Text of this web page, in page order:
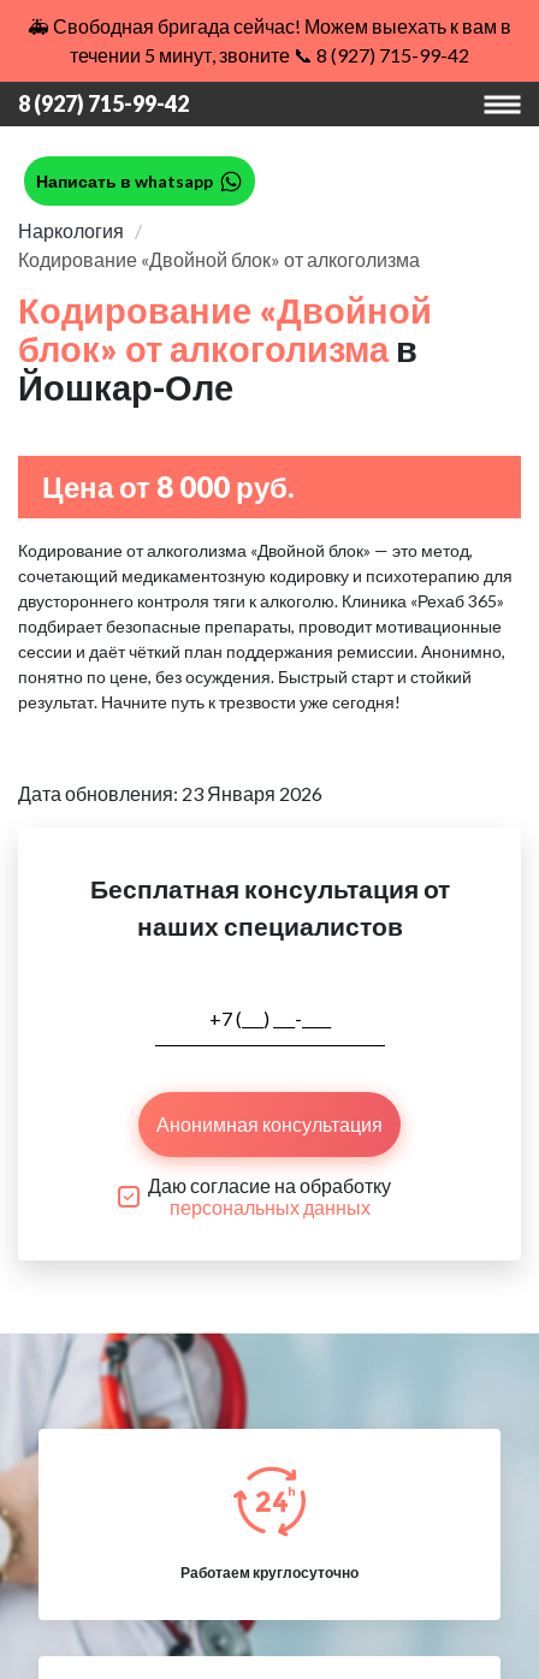
🚑 Свободная бригада сейчас! Можем выехать к вам в
течении 5 минут, звоните 📞 8 (927) 715-99-42
8 (927) 715-99-42
Написать в whatsapp
Наркология
Кодирование «Двойной блок» от алкоголизма
Кодирование «Двойной
блок» от алкоголизма в
Йошкар-Оле
Цена от 8 000 руб.
Кодирование от алкоголизма «Двойной блок» — это метод,
сочетающий медикаментозную кодировку и психотерапию для
двустороннего контроля тяги к алкоголю. Клиника «Рехаб 365»
подбирает безопасные препараты, проводит мотивационные
сессии и даёт чёткий план поддержания ремиссии. Анонимно,
понятно по цене, без осуждения. Быстрый старт и стойкий
результат. Начните путь к трезвости уже сегодня!
Дата обновления: 23 Января 2026
Бесплатная консультация от
наших специалистов
Анонимная консультация
Даю согласие на обработку
персональных данных
Работаем круглосуточно